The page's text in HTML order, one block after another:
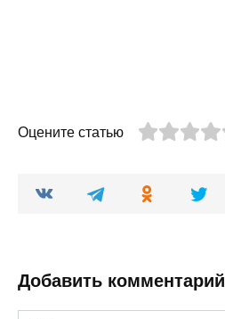
Оцените статью
Добавить комментарий